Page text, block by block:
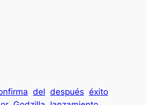
del después éxito